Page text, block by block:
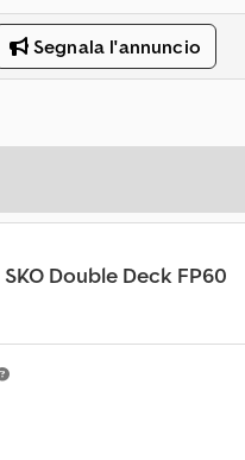
Segnala l'annuncio
SKO Double Deck FP60